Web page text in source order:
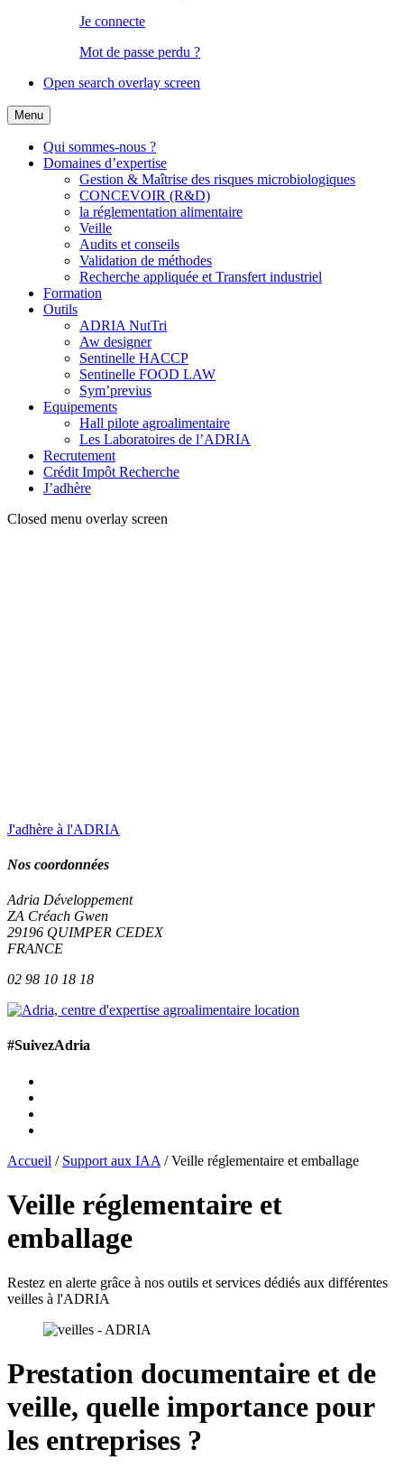
Je connecte
Mot de passe perdu ?
Open search overlay screen
Menu
Qui sommes-nous ?
Domaines d’expertise
Gestion & Maîtrise des risques microbiologiques
CONCEVOIR (R&D)
la réglementation alimentaire
Veille
Audits et conseils
Validation de méthodes
Recherche appliquée et Transfert industriel
Formation
Outils
ADRIA NutTri
Aw designer
Sentinelle HACCP
Sentinelle FOOD LAW
Sym’previus
Equipements
Hall pilote agroalimentaire
Les Laboratoires de l’ADRIA
Recrutement
Crédit Impôt Recherche
J’adhère
Closed menu overlay screen
J'adhère à l'ADRIA
Nos coordonnées
Adria Développement
ZA Créach Gwen
29196 QUIMPER CEDEX
FRANCE
02 98 10 18 18
#SuivezAdria
Accueil / Support aux IAA /Veille réglementaire et emballage
Veille réglementaire et
emballage
Restez en alerte grâce à nos outils et services dédiés aux différentes
veilles à l'ADRIA
Prestation documentaire et de
veille, quelle importance pour
les entreprises ?